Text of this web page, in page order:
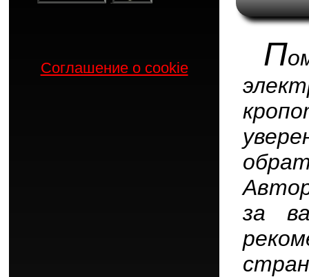
П
за
Соглашение о cookie